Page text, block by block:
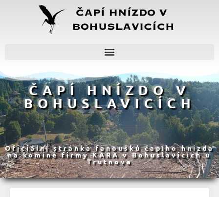
ČAPÍ HNÍZDO V
BOHUSLAVICÍCH
Oficiální stránka fanoušků čapího hnízda
na komíně firmy KARA v Bohuslavicích u
Trutnova